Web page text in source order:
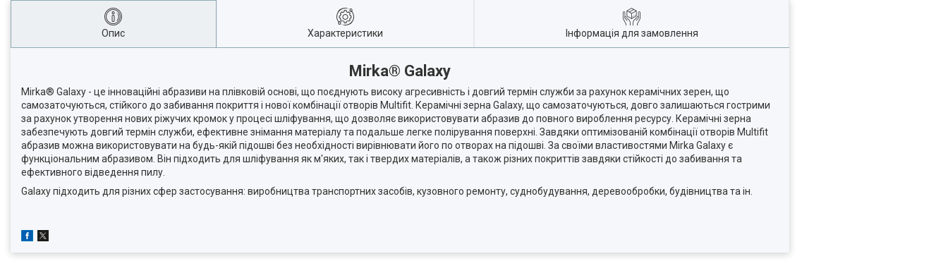
Опис Характеристики Інформація для замовлення
Mirka® Galaxy
Mirka® Galaxy - це інноваційні абразиви на плівковій основі, що поєднують високу агресивність і довгий термін служби за рахунок керамічних зерен, що
самозаточуються, стійкого до забивання покриття і нової комбінації отворів Multifit. Керамічні зерна Galaxy, що самозаточуються, довго залишаються гострими
за рахунок утворення нових ріжучих кромок у процесі шліфування, що дозволяє використовувати абразив до повного вироблення ресурсу. Керамічні зерна
забезпечують довгий термін служби, ефективне знімання матеріалу та подальше легке полірування поверхні. Завдяки оптимізованій комбінації отворів Multifit
абразив можна використовувати на будь-якій підошві без необхідності вирівнювати його по отворах на підошві. За своїми властивостями Mirka Galaxy є
функціональним абразивом. Він підходить для шліфування як м'яких, так і твердих матеріалів, а також різних покриттів завдяки стійкості до забивання та
ефективного відведення пилу.
Galaxy підходить для різних сфер застосування: виробництва транспортних засобів, кузовного ремонту, суднобудування, деревообробки, будівництва та ін.